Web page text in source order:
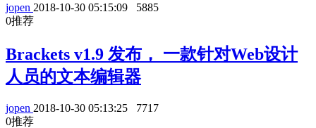
jopen 2018-10-30 05:15:09
5885
0推荐
Brackets v1.9 发布， 一款针对Web设计
人员的文本编辑器
jopen 2018-10-30 05:13:25
7717
0推荐